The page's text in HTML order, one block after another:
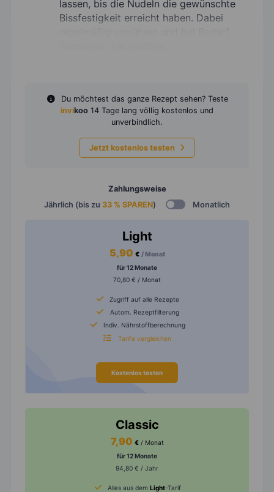
lassen, bis die Nudeln die gewünschte
Bissfestigkeit erreicht haben. Dabei
Du möchtest das ganze Rezept sehen? Teste
invikoo 14 Tage lang völlig kostenlos und
unverbindlich.
Jetzt kostenlos testen
Zahlungsweise
Jährlich (bis zu 33 % SPAREN) Monatlich
Light
5,90 € / Monat
für 12 Monate
70,80 € / Monat
Zugriff auf alle Rezepte
Autom. Rezeptfilterung
Indiv. Nährstoffberechnung
Tarife vergleichen
Kostenlos testen
Classic
7,90 € / Monat
für 12 Monate
94,80 € / Jahr
Alles aus dem Light-Tarif